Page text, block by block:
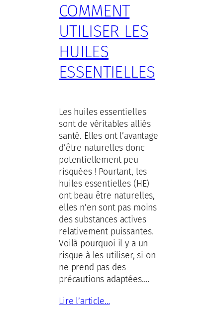
COMMENT
UTILISER LES
HUILES
ESSENTIELLES
Les huiles essentielles
sont de véritables alliés
santé. Elles ont l’avantage
d’être naturelles donc
potentiellement peu
risquées ! Pourtant, les
huiles essentielles (HE)
ont beau être naturelles,
elles n’en sont pas moins
des substances actives
relativement puissantes.
Voilà pourquoi il y a un
risque à les utiliser, si on
ne prend pas des
précautions adaptées.…
Lire l’article…